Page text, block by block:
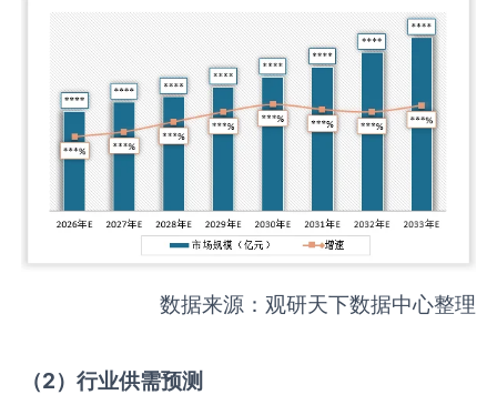
数据来源：观研天下数据中心整理
（2）行业供需预测